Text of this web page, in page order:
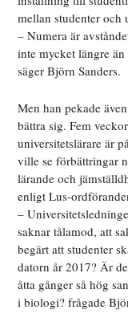
mellan studenter
– Numera är
inte mycket längre
säger Björn Sanders.
Men han pekade
bättra sig. Fem
universitetslärare är
ville se förbättringar
lärande och
enligt Lus-
–
saknar tålamod, att
begärt att studenter
datorn år 2017? Är
åtta gånger så hög
i biologi? frågade